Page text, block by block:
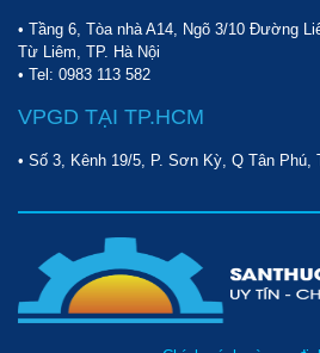
• Tầng 6, Tòa nhà A14, Ngõ 3/10 Đường
Từ Liêm, TP. Hà Nội
• Tel: 0983 113 582
VPGD TẠI TP.HCM
• Số 3, Kênh 19/5, P. Sơn Kỳ, Q Tân Phú,